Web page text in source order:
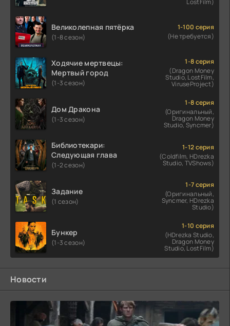
LostFilm)
Великолепная пятёрка
(1-8 сезон)
1-100 серия
(Не требуется)
Ходячие мертвецы:
Мертвый город
(1-3 сезон)
1-8 серия
(Dragon Money
Studio, LostFilm,
ViruseProject)
Дом Дракона
(1-3 сезон)
1-8 серия
(Оригинальный,
Dragon Money
Studio, Syncmer)
Библиотекари:
Следующая глава
(1-2 сезон)
1-12 серия
(Coldfilm, HDrezka
Studio, TVShows)
Задание
(1 сезон)
1-7 серия
(Оригинальный,
Syncmer, HDrezka
Studio)
Бункер
(1-3 сезон)
1-10 серия
(HDrezka Studio,
Dragon Money
Studio, LostFilm)
Новости